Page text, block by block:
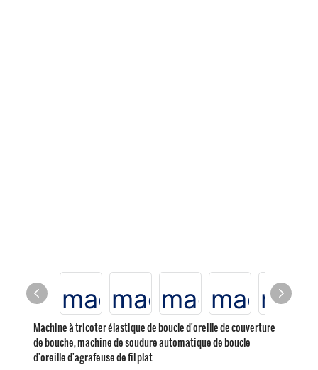
Machine à tricoter élastique de boucle d'oreille de couverture
de bouche, machine de soudure automatique de boucle
d'oreille d'agrafeuse de fil plat